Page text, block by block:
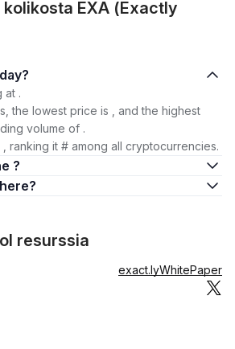
EXA (Exactly
is today?
at .
the lowest price is , and the highest
volume of .
ranking it # among all cryptocurrencies.
?
are there?
resurssia
exact.lyWhitePaper